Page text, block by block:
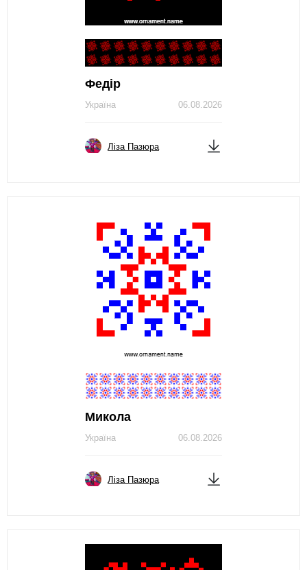
Федір
06.08.2026
Україна
Ліза Пазюра
Микола
06.08.2026
Україна
Ліза Пазюра